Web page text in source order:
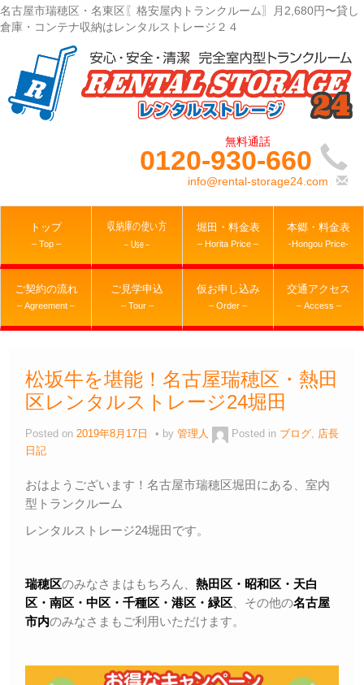
名古屋市瑞穂区・名東区〖格安屋内トランクルーム〗月2,680円〜貸し
倉庫・コンテナ収納はレンタルストレージ２４
0120-930-660
info@rental-storage24.com
トップ
– Top –
収納庫の使い方
– Use –
堀田・料金表
– Horita Price –
本郷・料金表
-Hongou Price-
ご契約の流れ
– Agreement –
ご見学申込
– Tour –
仮お申し込み
– Order –
交通アクセス
– Access –
松坂牛を堪能！名古屋瑞穂区・熱田
区レンタルストレージ24堀田
Posted on 2019年8月17日 by 管理人 Posted in ブログ, 店長
日記
おはようございます！名古屋市瑞穂区堀田にある、室内
型トランクルーム
レンタルストレージ24堀田です。
瑞穂区のみなさまはもちろん、 熱田区・昭和区・天白
区・ 南区・中区・千種区・港区・緑区 、その他の名古屋
市内のみなさまもご利用いただけます。